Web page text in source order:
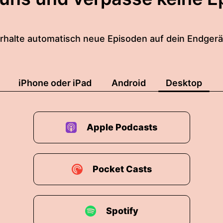
automatisch neue Episoden auf dein
iPhone oder iPad Android Desktop
Apple Podcasts
Pocket Casts
Spotify